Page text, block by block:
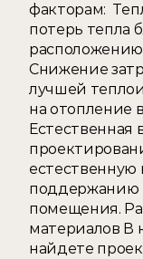
факторам:
потерь тепла
Снижение
лучшей
на отопление
Естественная
естественную
поддержанию
помещения.
материалов В
найдете